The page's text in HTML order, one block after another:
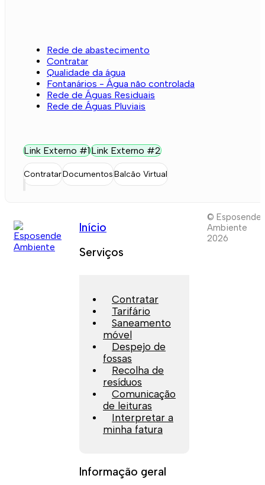
Rede de abastecimento
Contratar
Qualidade da água
Fontanários - Água não controlada
Rede de Águas Residuais
Rede de Águas Pluviais
Link Externo #1Link Externo #2
ContratarDocumentosBalcão Virtual
Início
Serviços
Contratar
Tarifário
Saneamento
móvel
Despejo de
fossas
Recolha de
resíduos
Comunicação
de leituras
Interpretar a
minha fatura
Informação geral
© Esposende
Ambiente
2026